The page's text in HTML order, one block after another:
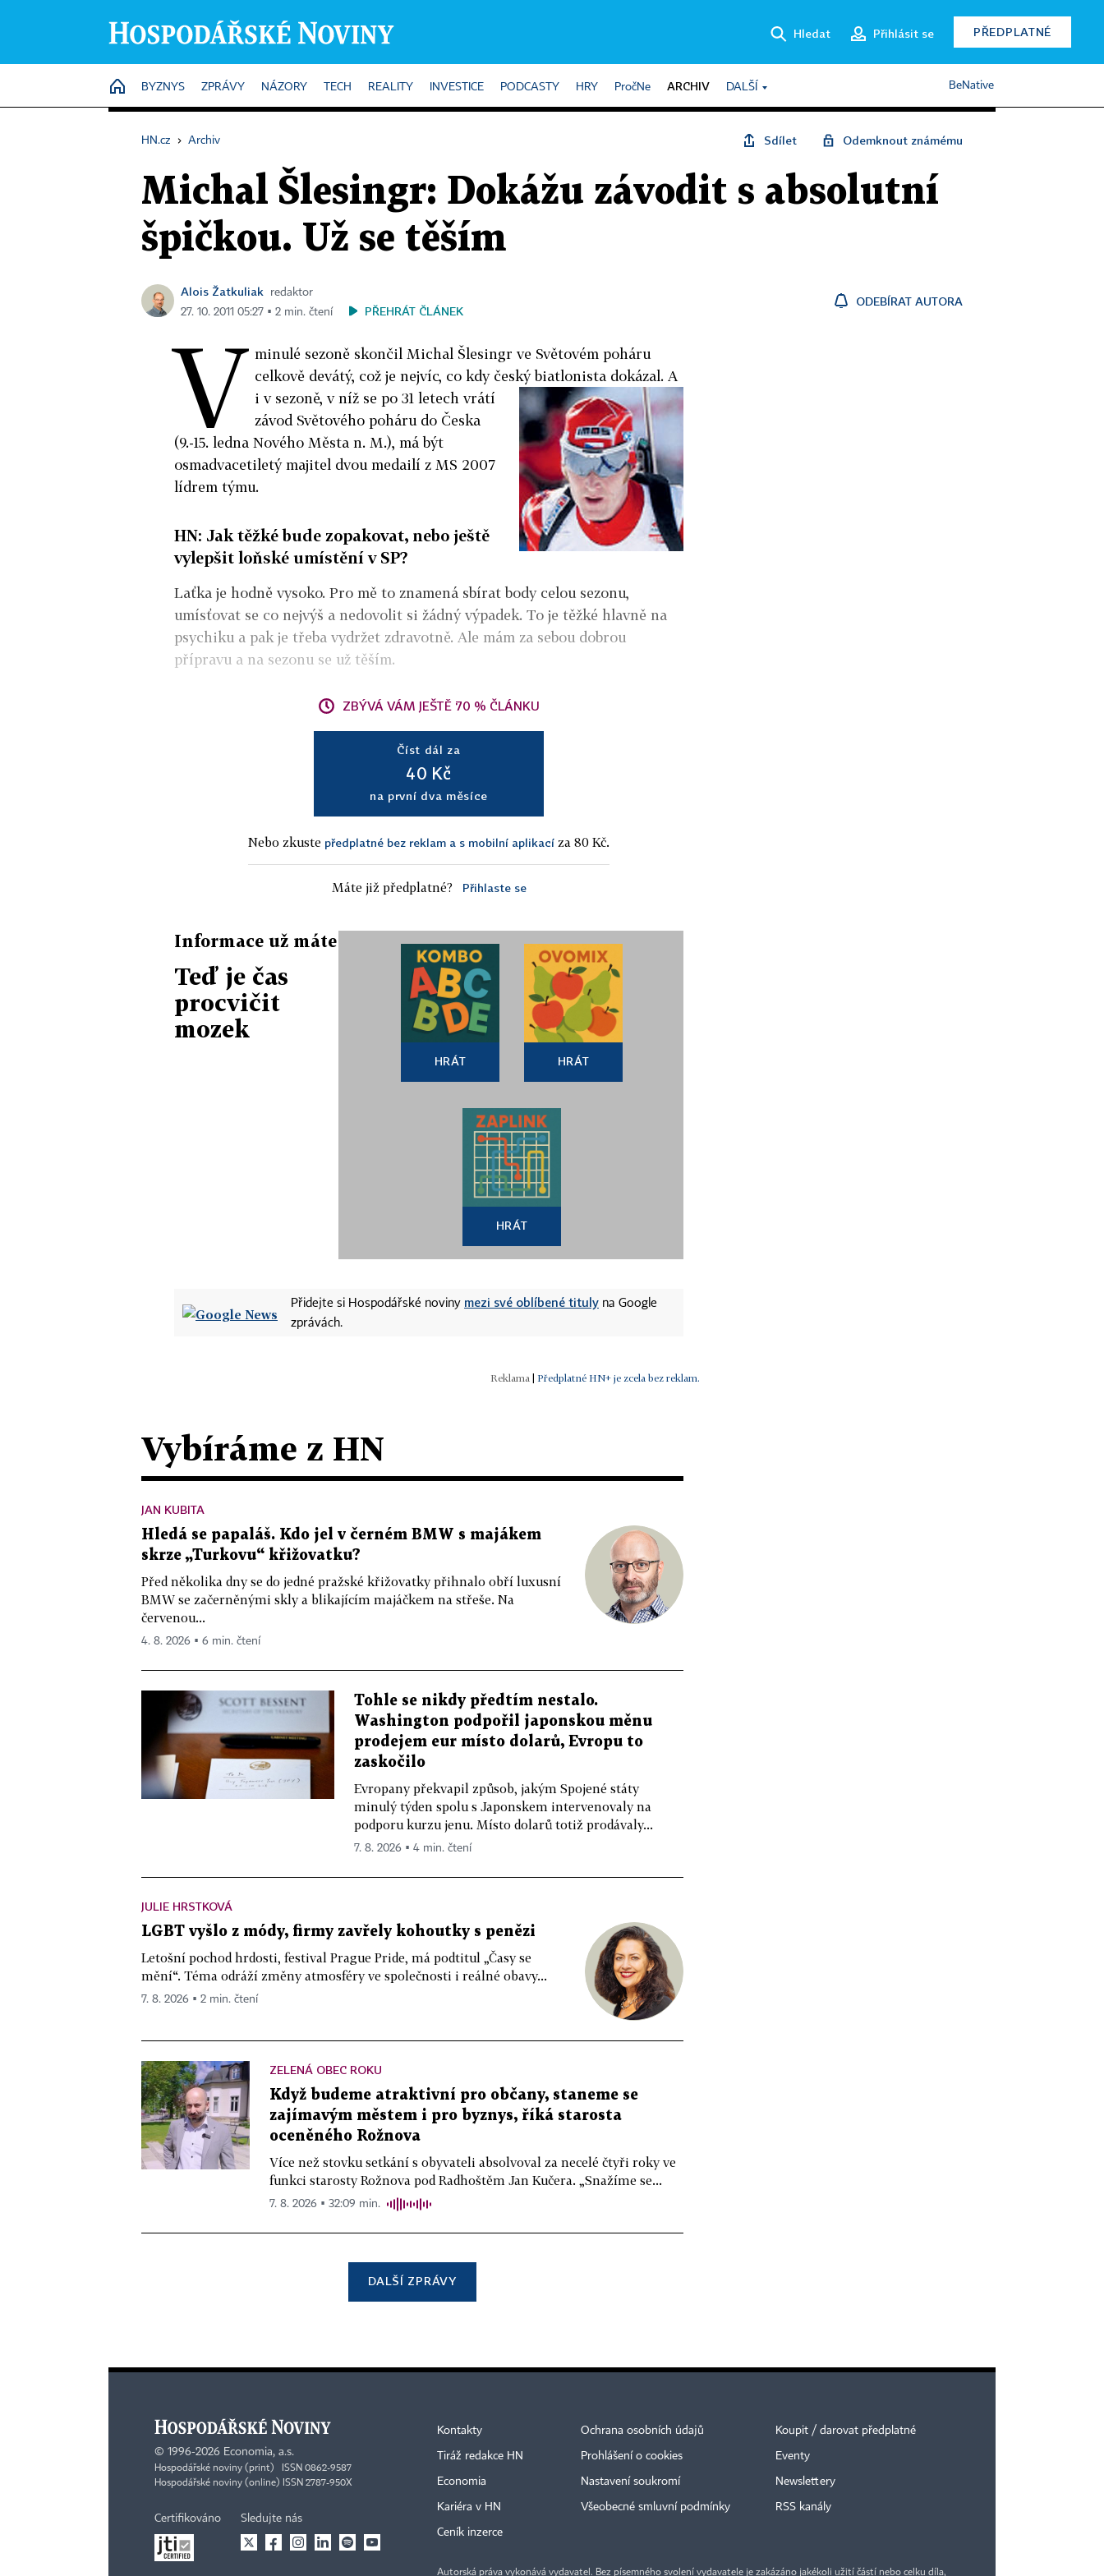
Hledat Přihlásit se PŘEDPLATNÉ
HOME
BYZNYS ZPRÁVY NÁZORY TECH REALITY INVESTICE PODCASTY HRY PročNe ARCHIV DALŠÍ BeNative
HN.cz › Archiv Sdílet Odemknout známému
Michal Šlesingr: Dokážu závodit s absolutní
špičkou. Už se těším
Alois Žatkuliak
redaktor
27. 10. 2011 05:27 ▪ 2 min. čtení
PŘEHRÁT ČLÁNEK
ODEBÍRAT AUTORA
V minulé sezoně skončil Michal Šlesingr ve Světovém poháru
celkově devátý, což je nejvíc, co kdy český biatlonista dokázal. A
i v sezoně, v níž se po 31 letech vrátí
závod Světového poháru do Česka
(9.-15. ledna Nového Města n. M.), má být
osmadvacetiletý majitel dvou medailí z MS 2007
lídrem týmu.
HN: Jak těžké bude zopakovat, nebo ještě
vylepšit loňské umístění v SP?
Laťka je hodně vysoko. Pro mě to znamená sbírat body celou sezonu,
umísťovat se co nejvýš a nedovolit si žádný výpadek. To je těžké hlavně na
psychiku a pak je třeba vydržet zdravotně. Ale mám za sebou dobrou
přípravu a na sezonu se už těším.
ZBÝVÁ VÁM JEŠTĚ 70 % ČLÁNKU
Číst dál za
40 Kč
na první dva měsíce
Nebo zkuste předplatné bez reklam a s mobilní aplikací za 80 Kč.
Máte již předplatné? Přihlaste se
Informace už máte
Teď je čas
procvičit
mozek
HRÁT HRÁT
HRÁT
Přidejte si Hospodářské noviny mezi své oblíbené tituly na Google
zprávách.
Předplatné HN+ je zcela bez reklam.
Vybíráme z HN
JAN KUBITA
Hledá se papaláš. Kdo jel v černém BMW s majákem
skrze „Turkovu“ křižovatku?
Před několika dny se do jedné pražské křižovatky přihnalo obří luxusní
BMW se začerněnými skly a blikajícím majáčkem na střeše. Na
červenou...
4. 8. 2026 ▪ 6 min. čtení
Tohle se nikdy předtím nestalo.
Washington podpořil japonskou měnu
prodejem eur místo dolarů, Evropu to
zaskočilo
Evropany překvapil způsob, jakým Spojené státy
minulý týden spolu s Japonskem intervenovaly na
podporu kurzu jenu. Místo dolarů totiž prodávaly...
7. 8. 2026 ▪ 4 min. čtení
JULIE HRSTKOVÁ
LGBT vyšlo z módy, firmy zavřely kohoutky s penězi
Letošní pochod hrdosti, festival Prague Pride, má podtitul „Časy se
mění“. Téma odráží změny atmosféry ve společnosti i reálné obavy...
7. 8. 2026 ▪ 2 min. čtení
ZELENÁ OBEC ROKU
Když budeme atraktivní pro občany, staneme se
zajímavým městem i pro byznys, říká starosta
oceněného Rožnova
Více než stovku setkání s obyvateli absolvoval za necelé čtyři roky ve
funkci starosty Rožnova pod Radhoštěm Jan Kučera. „Snažíme se...
7. 8. 2026 ▪ 32:09 min.
DALŠÍ ZPRÁVY
© 1996-2026 Economia, a.s.
Hospodářské noviny (print) ISSN 0862-9587
Hospodářské noviny (online) ISSN 2787-950X
Certifikováno Sledujte nás
Kontakty
Tiráž redakce HN
Economia
Kariéra v HN
Ceník inzerce
Ochrana osobních údajů
Prohlášení o cookies
Nastavení soukromí
Všeobecné smluvní podmínky
Koupit / darovat předplatné
Eventy
Newslettery
RSS kanály
Autorská práva vykonává vydavatel. Bez písemného svolení vydavatele je zakázáno jakékoli užití částí nebo celku díla,